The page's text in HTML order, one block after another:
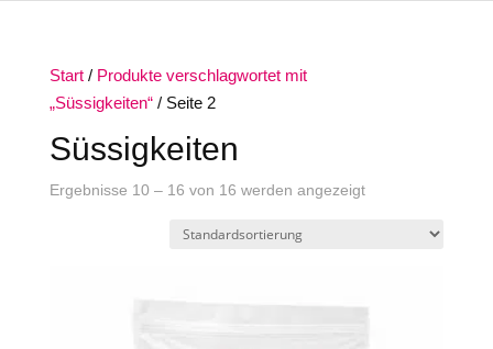
Start/ Produkte verschlagwortet mit
„Süssigkeiten“/ Seite 2
Süssigkeiten
Ergebnisse 10 – 16 von 16 werden angezeigt